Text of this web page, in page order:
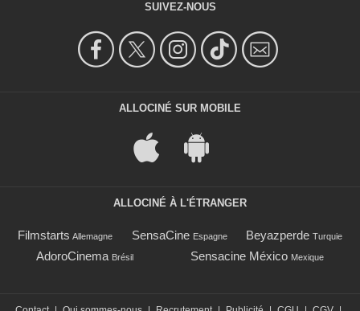
SUIVEZ-NOUS
ALLOCINÉ SUR MOBILE
ALLOCINÉ À L'ÉTRANGER
Filmstarts Allemagne SensaCine Espagne Beyazperde Turquie
AdoroCinema Brésil Sensacine México Mexique